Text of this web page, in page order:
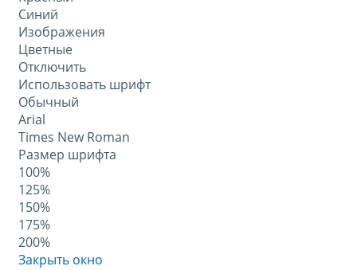
Синий
Изображения
Цветные
Отключить
Использовать шрифт
Обычный
Arial
Times New Roman
Размер шрифта
100%
125%
150%
175%
200%
Закрыть окно